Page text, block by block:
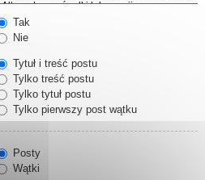
Tak
Nie
Tytuł i treść postu
Tylko treść postu
Tylko tytuł postu
Tylko pierwszy post wątku
Posty
Wątki